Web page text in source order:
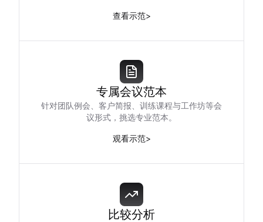
查看示范>
专属会议范本
针对团队例会、客户简报、训练课程与工作坊等会
议形式，挑选专业范本。
观看示范>
比较分析